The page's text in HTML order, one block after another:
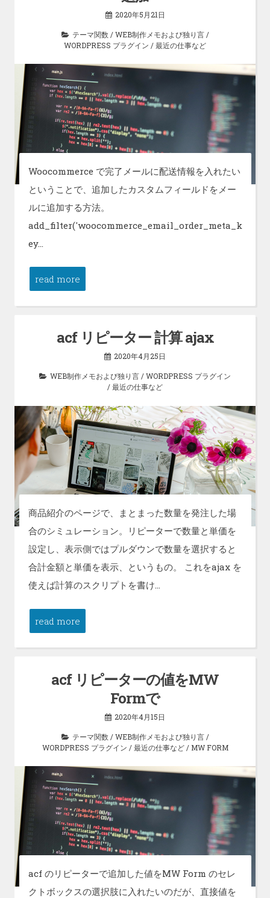
2020年5月21日
テーマ関数/WEB制作メモおよび独り言/
WORDPRESS プラグイン /最近の仕事など
Woocommerce で完了メールに配送情報を入れたい
ということで、追加したカスタムフィールドをメー
ルに追加する方法。
add_filter('woocommerce_email_order_meta_k
ey…
read more
acf リピーター 計算 ajax
2020年4月25日
WEB制作メモおよび独り言 /WORDPRESS プラグイン
/最近の仕事など
商品紹介のページで、まとまった数量を発注した場
合のシミュレーション。リピーターで数量と単価を
設定し、表示側ではプルダウンで数量を選択すると
合計金額と単価を表示、というもの。 これをajax を
使えば計算のスクリプトを書け…
read more
acf リピーターの値をMW
Formで
2020年4月15日
テーマ関数/WEB制作メモおよび独り言/
WORDPRESS プラグイン /最近の仕事など/ MW FORM
acf のリピーターで追加した値をMW Form のセレ
クトボックスの選択肢に入れたいのだが、直接値を